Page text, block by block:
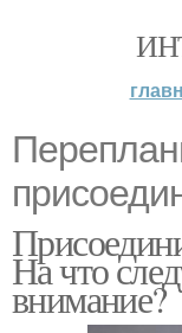
На что
внимание?